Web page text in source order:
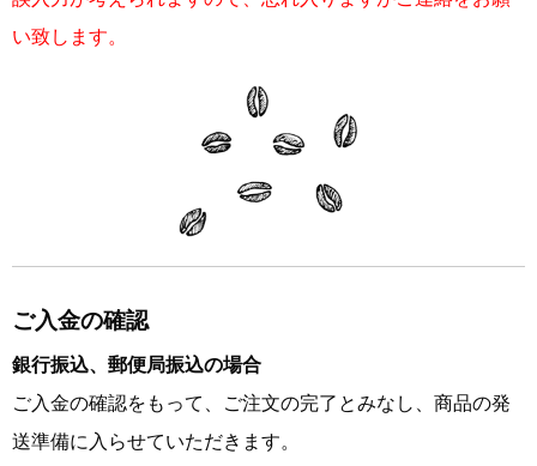
い致します。
ご入金の確認
銀行振込、郵便局振込の場合
ご入金の確認をもって、ご注文の完了とみなし、商品の発
送準備に入らせていただきます。